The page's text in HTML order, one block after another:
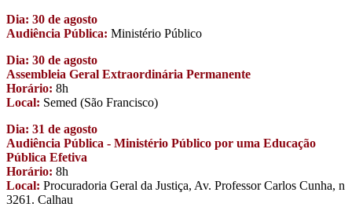
Dia: 30 de agosto
Audiência Pública: Ministério Público
Dia: 30 de agosto
Assembleia Geral Extraordinária Permanente
Horário: 8h
Local: Semed (São Francisco)
Dia: 31 de agosto
Audiência Pública - Ministério Público por uma Educação
Pública Efetiva
Horário: 8h
Local: Procuradoria Geral da Justiça, Av. Professor Carlos Cunha, n
3261. Calhau